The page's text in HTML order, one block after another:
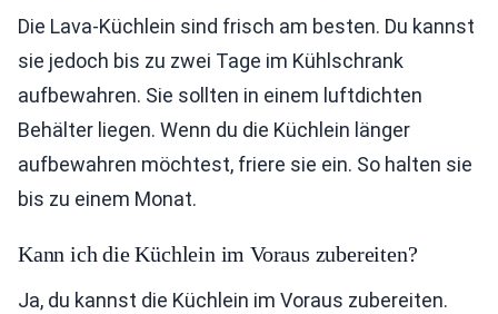
Die Lava-Küchlein sind frisch am besten. Du kannst
sie jedoch bis zu zwei Tage im Kühlschrank
aufbewahren. Sie sollten in einem luftdichten
Behälter liegen. Wenn du die Küchlein länger
aufbewahren möchtest, friere sie ein. So halten sie
bis zu einem Monat.
Kann ich die Küchlein im Voraus zubereiten?
Ja, du kannst die Küchlein im Voraus zubereiten.